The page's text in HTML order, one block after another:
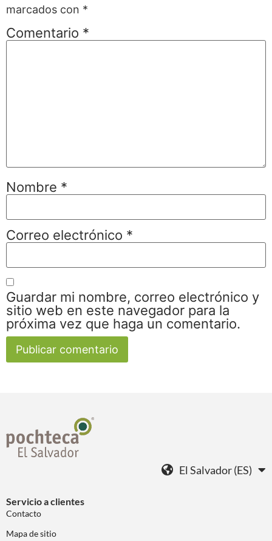
marcados con *
Comentario *
Nombre *
Correo electrónico *
Guardar mi nombre, correo electrónico y
sitio web en este navegador para la
próxima vez que haga un comentario.
El Salvador (ES)
Servicio a clientes
Contacto
Mapa de sitio